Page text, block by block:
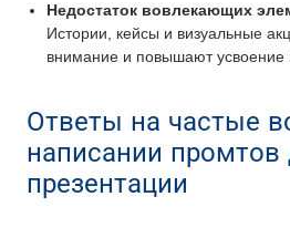
Недостаток вовлекающих
Истории, кейсы и визуальные
внимание и повышают
Ответы на частые
написании промтов
презентации